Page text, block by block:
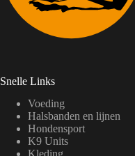
Snelle Links
Voeding
Halsbanden en lijnen
Hondensport
K9 Units